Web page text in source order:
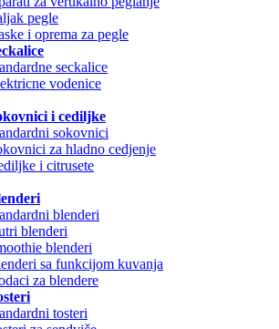
pegle
i oprema za pegle
seckalice
vodenice
i cediljke
sokovnici
za hladno cedjenje
i citrusete
blenderi
blenderi
blenderi
sa funkcijom kuvanja
za blendere
tosteri